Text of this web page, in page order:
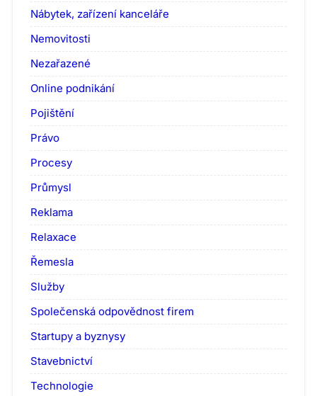
Nábytek, zařízení kanceláře
Nemovitosti
Nezařazené
Online podnikání
Pojištění
Právo
Procesy
Průmysl
Reklama
Relaxace
Řemesla
Služby
Společenská odpovědnost firem
Startupy a byznysy
Stavebnictví
Technologie